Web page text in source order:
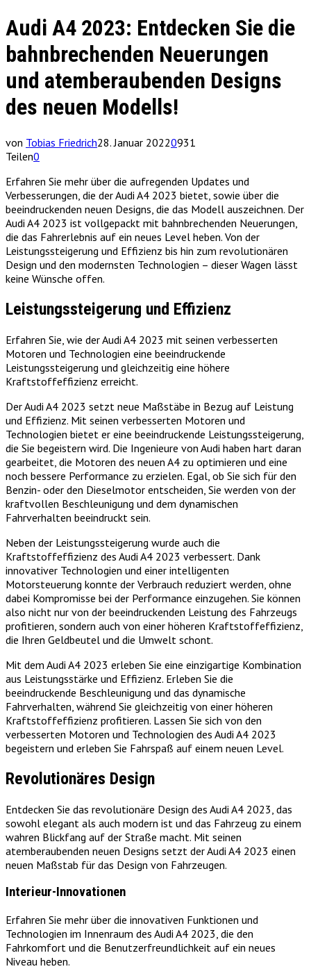
Audi A4 2023: Entdecken Sie die
bahnbrechenden Neuerungen
und atemberaubenden Designs
des neuen Modells!
von Tobias Friedrich28. Januar 20220931
Teilen0
Erfahren Sie mehr über die aufregenden Updates und
Verbesserungen, die der Audi A4 2023 bietet, sowie über die
beeindruckenden neuen Designs, die das Modell auszeichnen. Der
Audi A4 2023 ist vollgepackt mit bahnbrechenden Neuerungen,
die das Fahrerlebnis auf ein neues Level heben. Von der
Leistungssteigerung und Effizienz bis hin zum revolutionären
Design und den modernsten Technologien – dieser Wagen lässt
keine Wünsche offen.
Leistungssteigerung und Effizienz
Erfahren Sie, wie der Audi A4 2023 mit seinen verbesserten
Motoren und Technologien eine beeindruckende
Leistungssteigerung und gleichzeitig eine höhere
Kraftstoffeffizienz erreicht.
Der Audi A4 2023 setzt neue Maßstäbe in Bezug auf Leistung
und Effizienz. Mit seinen verbesserten Motoren und
Technologien bietet er eine beeindruckende Leistungssteigerung,
die Sie begeistern wird. Die Ingenieure von Audi haben hart daran
gearbeitet, die Motoren des neuen A4 zu optimieren und eine
noch bessere Performance zu erzielen. Egal, ob Sie sich für den
Benzin- oder den Dieselmotor entscheiden, Sie werden von der
kraftvollen Beschleunigung und dem dynamischen
Fahrverhalten beeindruckt sein.
Neben der Leistungssteigerung wurde auch die
Kraftstoffeffizienz des Audi A4 2023 verbessert. Dank
innovativer Technologien und einer intelligenten
Motorsteuerung konnte der Verbrauch reduziert werden, ohne
dabei Kompromisse bei der Performance einzugehen. Sie können
also nicht nur von der beeindruckenden Leistung des Fahrzeugs
profitieren, sondern auch von einer höheren Kraftstoffeffizienz,
die Ihren Geldbeutel und die Umwelt schont.
Mit dem Audi A4 2023 erleben Sie eine einzigartige Kombination
aus Leistungsstärke und Effizienz. Erleben Sie die
beeindruckende Beschleunigung und das dynamische
Fahrverhalten, während Sie gleichzeitig von einer höheren
Kraftstoffeffizienz profitieren. Lassen Sie sich von den
verbesserten Motoren und Technologien des Audi A4 2023
begeistern und erleben Sie Fahrspaß auf einem neuen Level.
Revolutionäres Design
Entdecken Sie das revolutionäre Design des Audi A4 2023, das
sowohl elegant als auch modern ist und das Fahrzeug zu einem
wahren Blickfang auf der Straße macht. Mit seinen
atemberaubenden neuen Designs setzt der Audi A4 2023 einen
neuen Maßstab für das Design von Fahrzeugen.
Interieur-Innovationen
Erfahren Sie mehr über die innovativen Funktionen und
Technologien im Innenraum des Audi A4 2023, die den
Fahrkomfort und die Benutzerfreundlichkeit auf ein neues
Niveau heben.